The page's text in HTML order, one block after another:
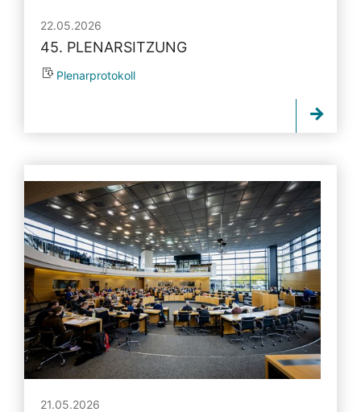
22.05.2026
45. PLENARSITZUNG
Plenarprotokoll
21.05.2026